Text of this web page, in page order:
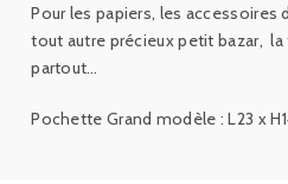
Pour les papiers, les accessoires
tout autre précieux petit bazar,
partout…
Pochette Grand modèle : L23 x